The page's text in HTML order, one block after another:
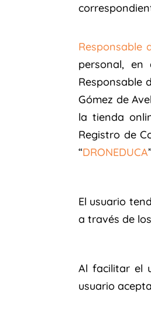
Responsable
personal, en
Responsable
Gómez de
la tienda
Registro de
“DRONEDUCA
El usuario
a través de
Al facilitar el
usuario